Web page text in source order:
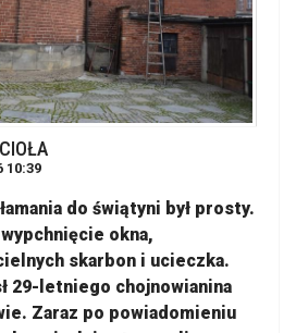
10:39
do świątyni był prosty.
okna,
skarbon i ucieczka.
29-letniego chojnowianina
Zaraz po powiadomieniu